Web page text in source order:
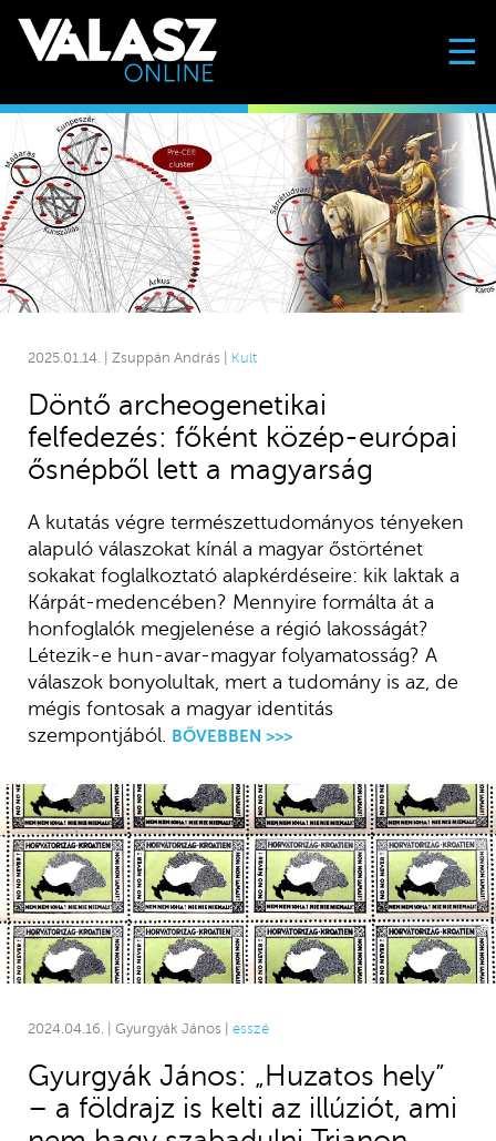
☰
2025.01.14. | Zsuppán András | Kult
Döntő archeogenetikai
felfedezés: főként közép-európai
ősnépből lett a magyarság
A kutatás végre természettudományos tényeken
alapuló válaszokat kínál a magyar őstörténet
sokakat foglalkoztató alapkérdéseire: kik laktak a
Kárpát-medencében? Mennyire formálta át a
honfoglalók megjelenése a régió lakosságát?
Létezik-e hun-avar-magyar folyamatosság? A
válaszok bonyolultak, mert a tudomány is az, de
mégis fontosak a magyar identitás
szempontjából. BŐVEBBEN >>>
2024.04.16. | Gyurgyák János | esszé
Gyurgyák János: „Huzatos hely”
– a földrajz is kelti az illúziót, ami